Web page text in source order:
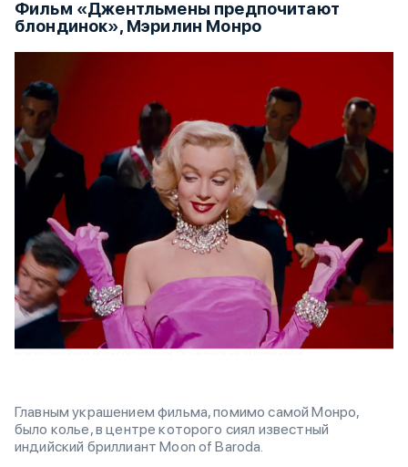
Фильм «Джентльмены предпочитают
блондинок», Мэрилин Монро
Главным украшением фильма, помимо самой Монро,
было колье, в центре которого сиял известный
индийский бриллиант Moon of Baroda.